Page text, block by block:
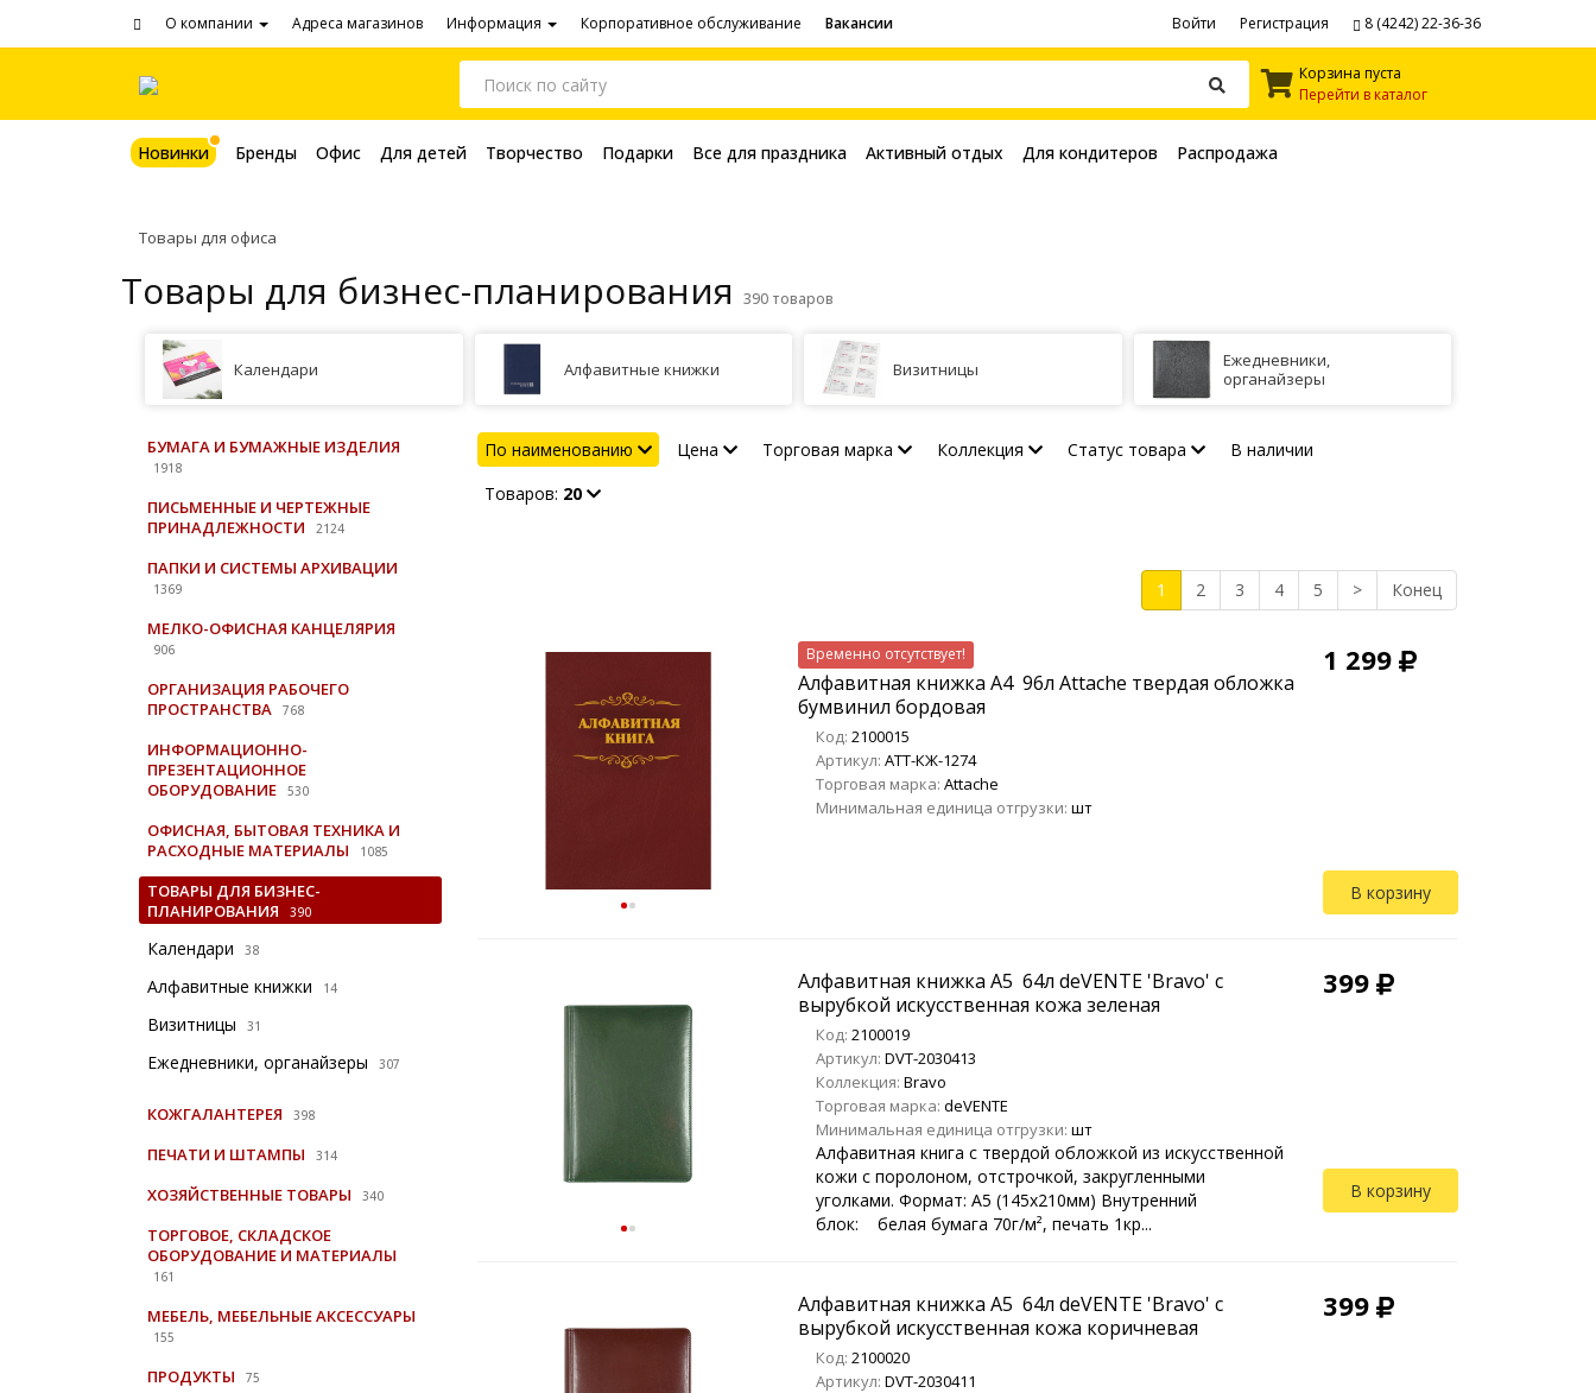
О компании Адреса магазинов Информация Корпоративное обслуживание Вакансии Войти Регистрация 8 (4242) 22-36-36
Корзина пуста
Перейти в каталог
Новинки Бренды Офис Для детей Творчество Подарки Все для праздника Активный отдых Для кондитеров Распродажа
Товары для офиса
Товары для бизнес-планирования 390 товаров
Календари Алфавитные книжки Визитницы
Ежедневники,
органайзеры
БУМАГА И БУМАЖНЫЕ ИЗДЕЛИЯ
1918
ПИСЬМЕННЫЕ И ЧЕРТЕЖНЫЕ
ПРИНАДЛЕЖНОСТИ
2124
ПАПКИ И СИСТЕМЫ АРХИВАЦИИ
1369
МЕЛКО-ОФИСНАЯ КАНЦЕЛЯРИЯ
906
ОРГАНИЗАЦИЯ РАБОЧЕГО
ПРОСТРАНСТВА
768
ИНФОРМАЦИОННО-
ПРЕЗЕНТАЦИОННОЕ
ОБОРУДОВАНИЕ
530
ОФИСНАЯ, БЫТОВАЯ ТЕХНИКА И
РАСХОДНЫЕ МАТЕРИАЛЫ
1085
ТОВАРЫ ДЛЯ БИЗНЕС-
ПЛАНИРОВАНИЯ
390
Календари 38
Алфавитные книжки 14
Визитницы 31
Ежедневники, органайзеры 307
КОЖГАЛАНТЕРЕЯ 398
ПЕЧАТИ И ШТАМПЫ 314
ХОЗЯЙСТВЕННЫЕ ТОВАРЫ 340
ТОРГОВОЕ, СКЛАДСКОЕ
ОБОРУДОВАНИЕ И МАТЕРИАЛЫ
161
МЕБЕЛЬ, МЕБЕЛЬНЫЕ АКСЕССУАРЫ
155
ПРОДУКТЫ 75
По наименованию Цена Торговая марка Коллекция Статус товара
В наличии
Товаров: 20
1 2 3 4 5 > Конец
Временно отсутствует!
Алфавитная книжка A4 96л Attache твердая обложка
бумвинил бордовая
1 299
Код: 2100015
Артикул: ATT-КЖ-1274
Торговая марка: Attache
Минимальная единица отгрузки: шт
В корзину
Алфавитная книжка A5 64л deVENTE 'Bravo' с
вырубкой искусственная кожа зеленая
399
Код: 2100019
Артикул: DVT-2030413
Коллекция: Bravo
Торговая марка: deVENTE
Минимальная единица отгрузки: шт
Алфавитная книга с твердой обложкой из искусственной
кожи с поролоном, отстрочкой, закругленными
уголками. Формат: А5 (145х210мм) Внутренний
блок: белая бумага 70г/м², печать 1кр...
В корзину
Алфавитная книжка A5 64л deVENTE 'Bravo' с
вырубкой искусственная кожа коричневая
399
Код: 2100020
Артикул: DVT-2030411